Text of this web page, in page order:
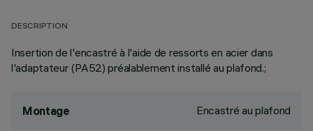
DESCRIPTION
Insertion de l'encastré à l'aide de ressorts en acier dans
l'adaptateur (PA52) préalablement installé au plafond.;
Montage Encastré au plafond